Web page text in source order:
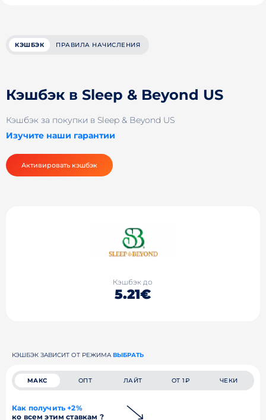
КЭШБЭК ПРАВИЛА НАЧИСЛЕНИЯ
Кэшбэк в Sleep & Beyond US
Кэшбэк за покупки в Sleep & Beyond US
Изучите наши гарантии
Активировать кэшбэк
Кэшбэк до
5.21€
КЭШБЭК ЗАВИСИТ ОТ РЕЖИМА ВЫБРАТЬ
МАКС ОПТ ЛАЙТ ОТ 1₽ ЧЕКИ
Как получить +2%
ко всем этим ставкам ?